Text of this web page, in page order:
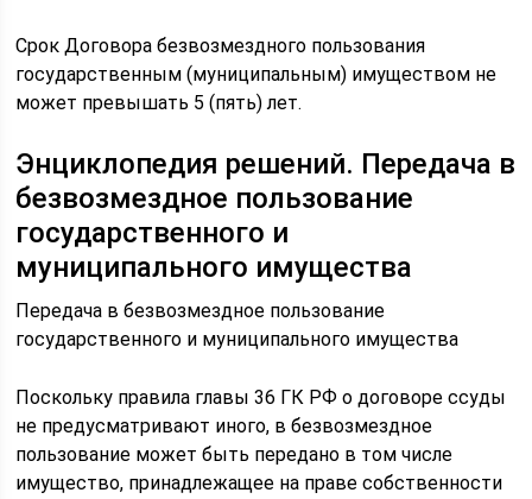
Срок Договора безвозмездного пользования
государственным (муниципальным) имуществом не
может превышать 5 (пять) лет.
Энциклопедия решений. Передача в
безвозмездное пользование
государственного и
муниципального имущества
Передача в безвозмездное пользование
государственного и муниципального имущества
Поскольку правила главы 36 ГК РФ о договоре ссуды
не предусматривают иного, в безвозмездное
пользование может быть передано в том числе
имущество, принадлежащее на праве собственности